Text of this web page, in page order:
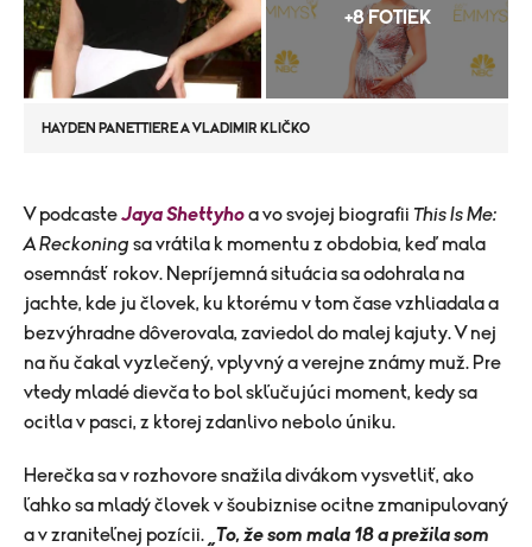
+8 FOTIEK
HAYDEN PANETTIERE A VLADIMIR KLIČKO
​V podcasteJaya Shettyhoa vo svojej biografii This Is Me:
A Reckoning sa vrátila k momentu z obdobia, keď mala
osemnásť rokov. Nepríjemná situácia sa odohrala na
jachte, kde ju človek, ku ktorému v tom čase vzhliadala a
bezvýhradne dôverovala, zaviedol do malej kajuty. V nej
na ňu čakal vyzlečený, vplyvný a verejne známy muž. Pre
vtedy mladé dievča to bol skľučujúci moment, kedy sa
ocitla v pasci, z ktorej zdanlivo nebolo úniku.
Herečka sa v rozhovore snažila divákom vysvetliť, ako
ľahko sa mladý človek v šoubiznise ocitne zmanipulovaný
a v zraniteľnej pozícii.
„To, že som mala 18 a prežila som